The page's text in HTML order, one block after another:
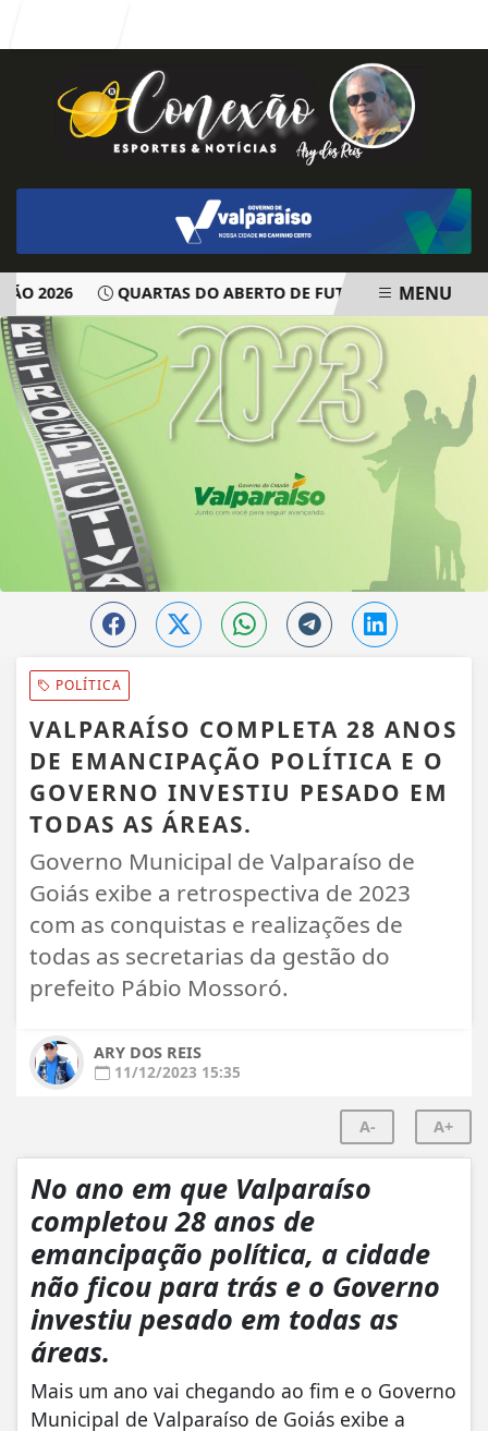
2026 QUARTAS DO ABERTO DE FUTSAL EM EBULIÇÃO.
EM ALTA
MENU
POLÍTICA
VALPARAÍSO COMPLETA 28 ANOS
DE EMANCIPAÇÃO POLÍTICA E O
GOVERNO INVESTIU PESADO EM
TODAS AS ÁREAS.
Governo Municipal de Valparaíso de
Goiás exibe a retrospectiva de 2023
com as conquistas e realizações de
todas as secretarias da gestão do
prefeito Pábio Mossoró.
ARY DOS REIS
11/12/2023 15:35
A- A+
No ano em que Valparaíso
completou 28 anos de
emancipação política, a cidade
não ficou para trás e o Governo
investiu pesado em todas as
áreas.
Mais um ano vai chegando ao fim e o Governo
Municipal de Valparaíso de Goiás exibe a